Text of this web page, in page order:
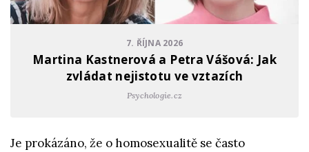
7. ŘÍJNA 2026
Martina Kastnerová a Petra Vášová: Jak
zvládat nejistotu ve vztazích
Psychologie.cz
Je prokázáno, že o homosexualitě se často